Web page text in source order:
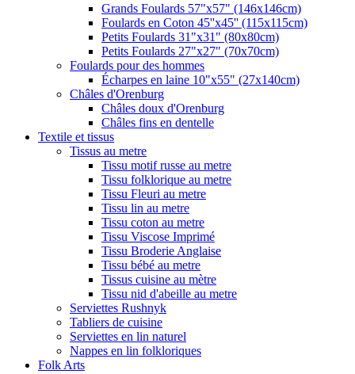
Grands Foulards 57"x57" (146x146cm)
Foulards en Coton 45''x45'' (115x115cm)
Petits Foulards 31"x31" (80x80cm)
Petits Foulards 27"x27" (70x70cm)
Foulards pour des hommes
Écharpes en laine 10"x55" (27x140cm)
Châles d'Orenburg
Châles doux d'Orenburg
Châles fins en dentelle
Textile et tissus
Tissus au metre
Tissu motif russe au metre
Tissu folklorique au metre
Tissu Fleuri au metre
Tissu lin au metre
Tissu coton au metre
Tissu Viscose Imprimé
Tissu Broderie Anglaise
Tissu bébé au metre
Tissus cuisine au mètre
Tissu nid d'abeille au metre
Serviettes Rushnyk
Tabliers de cuisine
Serviettes en lin naturel
Nappes en lin folkloriques
Folk Arts